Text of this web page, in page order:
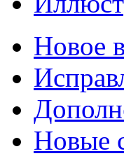
Новое
Новые